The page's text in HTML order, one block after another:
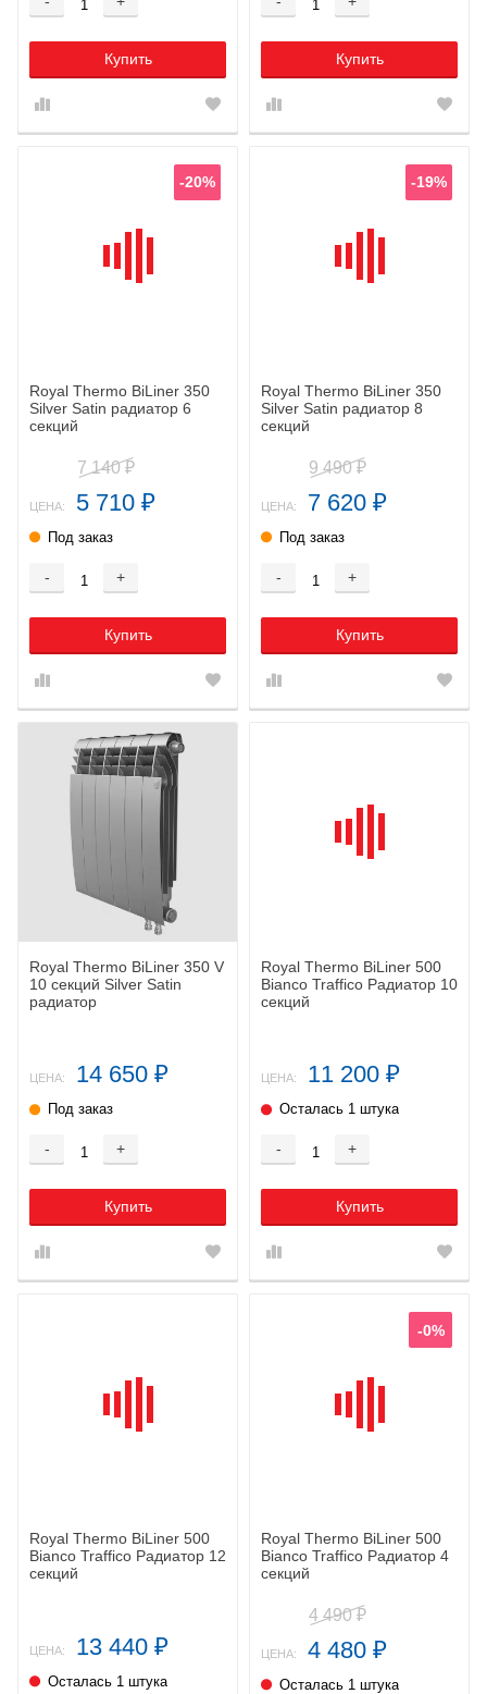
Купить Купить
-20%
Royal Thermo BiLiner 350
Silver Satin радиатор 6
секций
7 140₽
ЦЕНА: 5 710 ₽
Под заказ
- +
Купить
-19%
Royal Thermo BiLiner 350
Silver Satin радиатор 8
секций
9 490₽
ЦЕНА: 7 620 ₽
Под заказ
- +
Купить
Royal Thermo BiLiner 350 V
10 секций Silver Satin
радиатор
ЦЕНА: 14 650 ₽
Под заказ
- +
Купить
Royal Thermo BiLiner 500
Bianco Traffico Радиатор 10
секций
ЦЕНА: 11 200 ₽
Осталась 1 штука
- +
Купить
Royal Thermo BiLiner 500
Bianco Traffico Радиатор 12
секций
ЦЕНА: 13 440 ₽
Осталась 1 штука
-0%
Royal Thermo BiLiner 500
Bianco Traffico Радиатор 4
секций
4 490₽
ЦЕНА: 4 480 ₽
Осталась 1 штука